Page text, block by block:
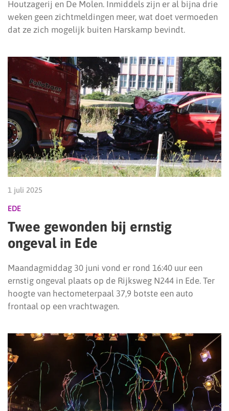
Houtzagerij en De Molen. Inmiddels zijn er al bijna drie
weken geen zichtmeldingen meer, wat doet vermoeden
dat ze zich mogelijk buiten Harskamp bevindt.
1 juli 2025
EDE
Twee gewonden bij ernstig
ongeval in Ede
Maandagmiddag 30 juni vond er rond 16:40 uur een
ernstig ongeval plaats op de Rijksweg N244 in Ede. Ter
hoogte van hectometerpaal 37,9 botste een auto
frontaal op een vrachtwagen.